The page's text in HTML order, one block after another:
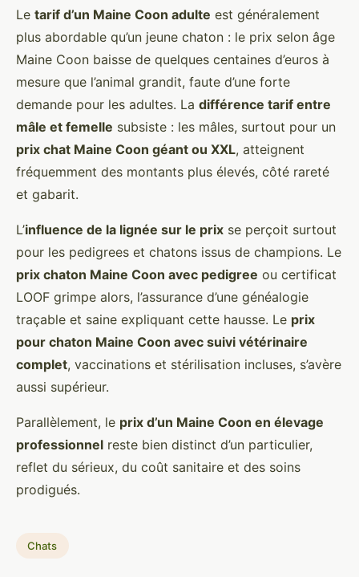
Le tarif d’un Maine Coon adulte est généralement
plus abordable qu’un jeune chaton : le prix selon âge
Maine Coon baisse de quelques centaines d’euros à
mesure que l’animal grandit, faute d’une forte
demande pour les adultes. La différence tarif entre
mâle et femelle subsiste : les mâles, surtout pour un
prix chat Maine Coon géant ou XXL, atteignent
fréquemment des montants plus élevés, côté rareté
et gabarit.
L’influence de la lignée sur le prix se perçoit surtout
pour les pedigrees et chatons issus de champions. Le
prix chaton Maine Coon avec pedigree ou certificat
LOOF grimpe alors, l’assurance d’une généalogie
traçable et saine expliquant cette hausse. Le prix
pour chaton Maine Coon avec suivi vétérinaire
complet, vaccinations et stérilisation incluses, s’avère
aussi supérieur.
Parallèlement, le prix d’un Maine Coon en élevage
professionnel reste bien distinct d’un particulier,
reflet du sérieux, du coût sanitaire et des soins
prodigués.
Chats